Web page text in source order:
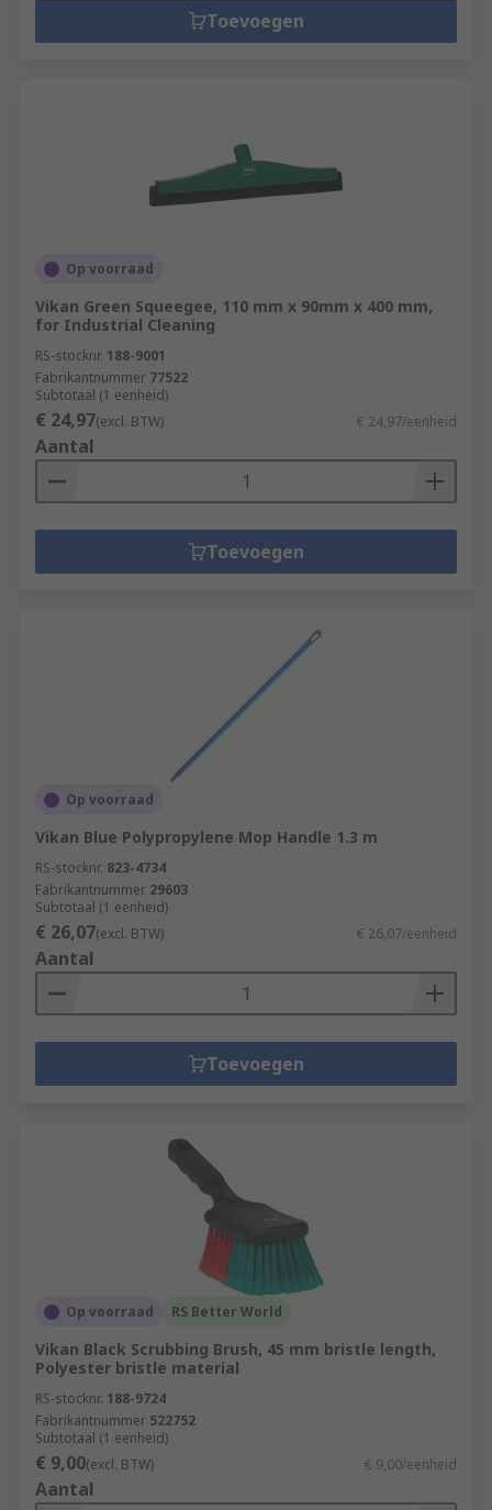
Toevoegen
Op voorraad
Vikan Green Squeegee, 110 mm x 90mm x 400 mm,
for Industrial Cleaning
RS-stocknr. 188-9001
Fabrikantnummer 77522
Subtotaal (1 eenheid)
€ 24,97(excl. BTW) € 24,97/eenheid
Aantal
Toevoegen
Op voorraad
Vikan Blue Polypropylene Mop Handle 1.3 m
RS-stocknr. 823-4734
Fabrikantnummer 29603
Subtotaal (1 eenheid)
€ 26,07(excl. BTW) € 26,07/eenheid
Aantal
Toevoegen
Op voorraad RS Better World
Vikan Black Scrubbing Brush, 45 mm bristle length,
Polyester bristle material
RS-stocknr. 188-9724
Fabrikantnummer 522752
Subtotaal (1 eenheid)
€ 9,00(excl. BTW) € 9,00/eenheid
Aantal